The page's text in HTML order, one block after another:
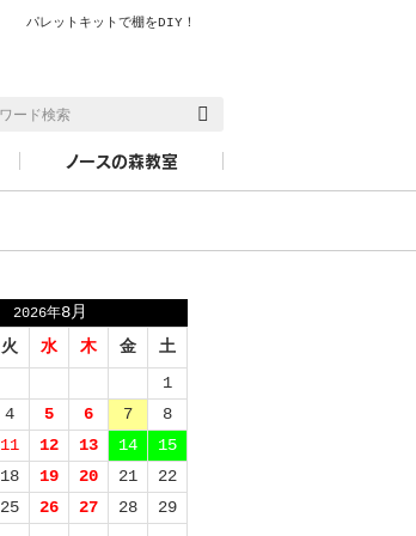
パレットキットで棚をDIY！
ノースの森教室
2026年8月
火 水 木 金
土
1
4 5 6 7
8
11 12 13 14
15
18 19 20 21
22
25 26 27 28
29